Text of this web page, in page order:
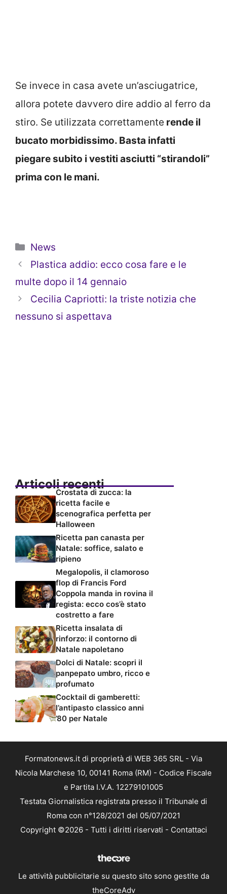
Se invece in casa avete un’asciugatrice,
allora potete davvero dire addio al ferro da
stiro. Se utilizzata correttamente rende il
bucato morbidissimo. Basta infatti
piegare subito i vestiti asciutti “stirandoli”
prima con le mani.
Categorie
News
Plastica addio: ecco cosa fare e le
multe dopo il 14 gennaio
Cecilia Capriotti: la triste notizia che
nessuno si aspettava
Articoli recenti
Crostata di zucca: la
ricetta facile e
scenografica perfetta per
Halloween
Ricetta pan canasta per
Natale: soffice, salato e
ripieno
Megalopolis, il clamoroso
flop di Francis Ford
Coppola manda in rovina il
regista: ecco cos’è stato
costretto a fare
Ricetta insalata di
rinforzo: il contorno di
Natale napoletano
Dolci di Natale: scopri il
panpepato umbro, ricco e
profumato
Cocktail di gamberetti:
l’antipasto classico anni
’80 per Natale
Formatonews.it di proprietà di WEB 365 SRL - Via
Nicola Marchese 10, 00141 Roma (RM) - Codice Fiscale
e Partita I.V.A. 12279101005
Testata Giornalistica registrata presso il Tribunale di
Roma con n°128/2021 del 05/07/2021
Copyright ©2026 - Tutti i diritti riservati - Contattaci
Le attività pubblicitarie su questo sito sono gestite da
theCoreAdv